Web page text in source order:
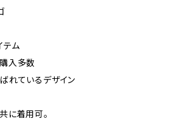
テム
入多数
れているデザイン
に着用可。